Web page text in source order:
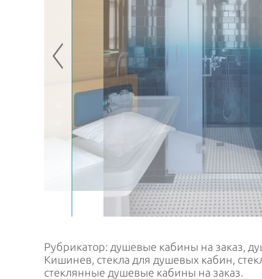
Рубрикатор: душевые кабины на заказ,
Кишинев, стекла для душевых кабин,
стеклянные душевые кабины на заказ.